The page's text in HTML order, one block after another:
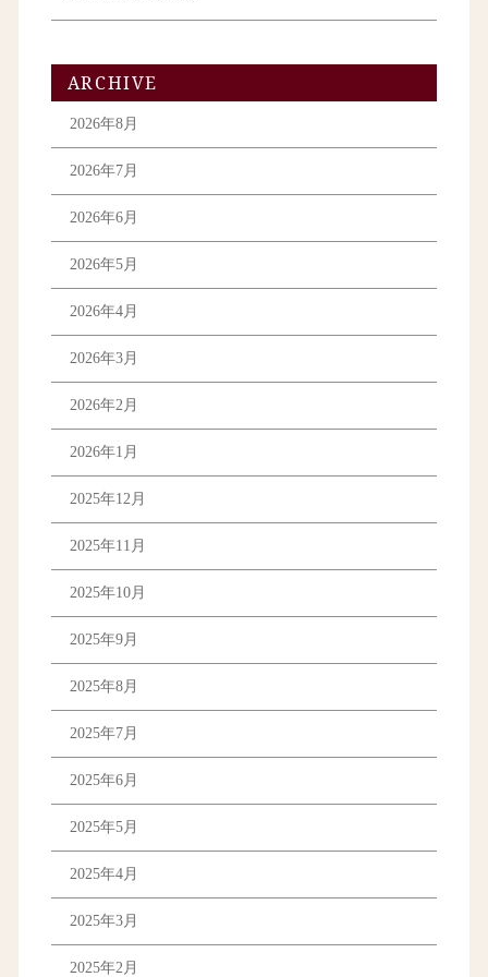
ARCHIVE
2026年8月
2026年7月
2026年6月
2026年5月
2026年4月
2026年3月
2026年2月
2026年1月
2025年12月
2025年11月
2025年10月
2025年9月
2025年8月
2025年7月
2025年6月
2025年5月
2025年4月
2025年3月
2025年2月